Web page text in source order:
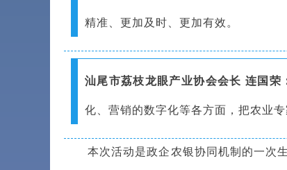
精准、更加及时、更加有效。
汕尾市荔枝龙眼产业协会会长 连国荣
化、营销的数字化等各方面，把农业
本次活动是政企农银协同机制的一次生